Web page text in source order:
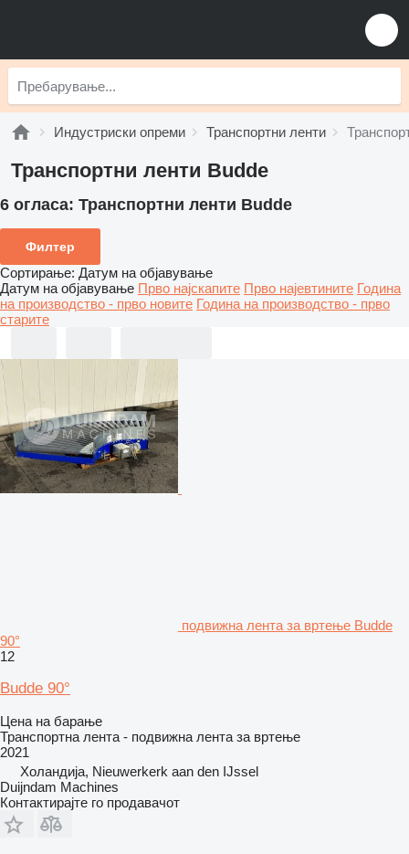
Индустриски опреми Транспортни ленти
Транспортни ленти Budde
6 огласа: Транспортни ленти Budde
Филтер
Сортирање: Датум на објавување
Датум на објавување Прво најскапите Прво најевтините Година
на производство - прво новите Година на производство - прво
старите
подвижна лента за вртење Budde
90°
12
Budde 90°
Цена на барање
Транспортна лента - подвижна лента за вртење
2021
Холандија, Nieuwerkerk aan den IJssel
Duijndam Machines
Контактирајте го продавачот